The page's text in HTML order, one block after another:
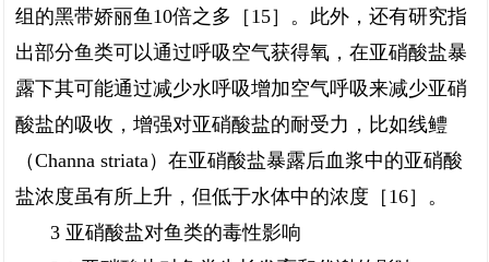
组的黑带娇丽鱼10倍之多［15］。此外，还有研究指
出部分鱼类可以通过呼吸空气获得氧，在亚硝酸盐暴
露下其可能通过减少水呼吸增加空气呼吸来减少亚硝
酸盐的吸收，增强对亚硝酸盐的耐受力，比如线鳢
（Channa striata）在亚硝酸盐暴露后血浆中的亚硝酸
盐浓度虽有所上升，但低于水体中的浓度［16］。
3 亚硝酸盐对鱼类的毒性影响